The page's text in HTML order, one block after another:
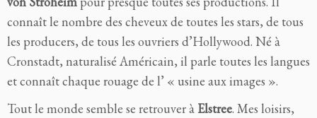
connaît le nombre des cheveux de toutes les stars, de tous
les producers, de tous les ouvriers d’Hollywood. Né à
Cronstadt, naturalisé Américain, il parle toutes les langues
et connaît chaque rouage de l’ « usine aux images ».
Tout le monde semble se retrouver àElstree. Mes loisirs,